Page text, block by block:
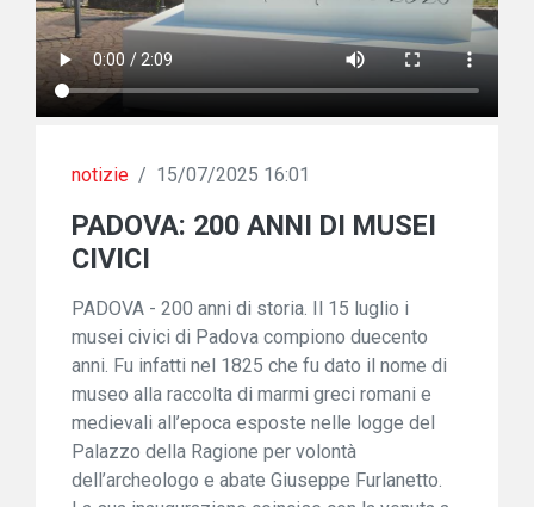
notizie / 15/07/2025 16:01
PADOVA: 200 ANNI DI MUSEI
CIVICI
PADOVA - 200 anni di storia. Il 15 luglio i
musei civici di Padova compiono duecento
anni. Fu infatti nel 1825 che fu dato il nome di
museo alla raccolta di marmi greci romani e
medievali all’epoca esposte nelle logge del
Palazzo della Ragione per volontà
dell’archeologo e abate Giuseppe Furlanetto.